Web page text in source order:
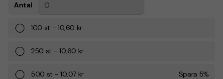
Antal
100 st - 10,60 kr
250 st - 10,60 kr
500 st - 10,07 kr Spara 5%